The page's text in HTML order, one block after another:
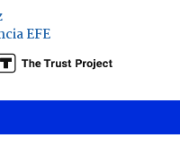
EFE